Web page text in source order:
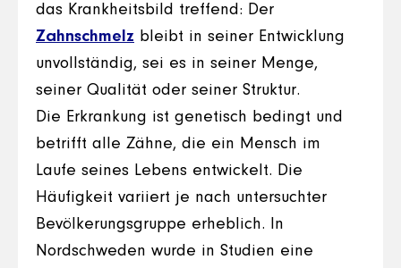
das Krankheitsbild treffend: Der
Zahnschmelz bleibt in seiner Entwicklung
unvollständig, sei es in seiner Menge,
seiner Qualität oder seiner Struktur.
Die Erkrankung ist genetisch bedingt und
betrifft alle Zähne, die ein Mensch im
Laufe seines Lebens entwickelt. Die
Häufigkeit variiert je nach untersuchter
Bevölkerungsgruppe erheblich. In
Nordschweden wurde in Studien eine